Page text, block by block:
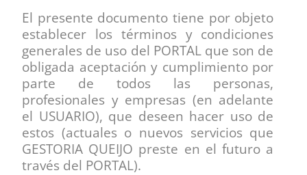
El presente documento tiene por objeto
establecer los términos y condiciones
generales de uso del PORTAL que son de
obligada aceptación y cumplimiento por
parte de todos las personas,
profesionales y empresas (en adelante
el USUARIO), que deseen hacer uso de
estos (actuales o nuevos servicios que
GESTORIA QUEIJO preste en el futuro a
través del PORTAL).